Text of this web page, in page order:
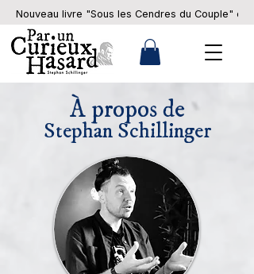
Nouveau livre "Sous les Cendres du Couple" en
À propos de
Stephan Schillinger